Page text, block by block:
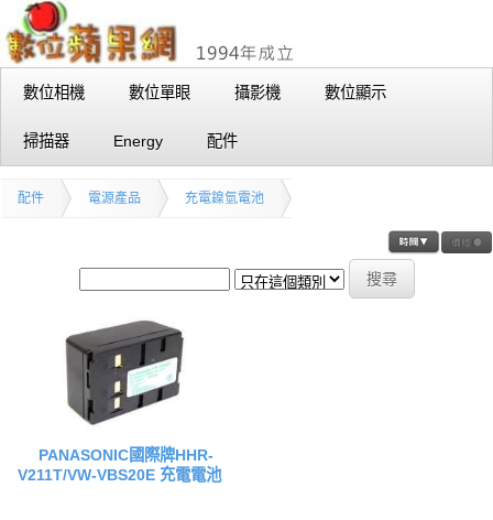
數位相機 數位單眼 攝影機 數位顯示
掃描器 Energy 配件
配件 電源產品 充電鎳氫電池
PANASONIC國際牌HHR-
V211T/VW-VBS20E 充電電池